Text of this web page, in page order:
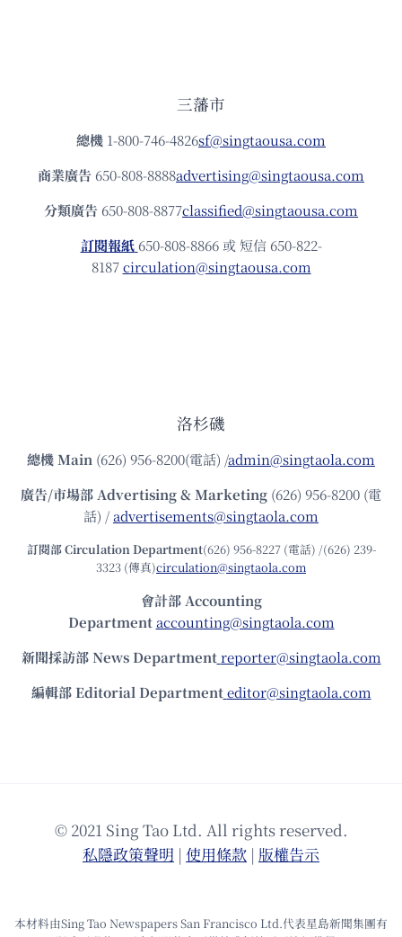
三藩市
總機 1-800-746-4826sf@singtaousa.com
商業廣告 650-808-8888advertising@singtaousa.com
分類廣告 650-808-8877classified@singtaousa.com
訂閱報紙 650-808-8866 或 短信 650-822-
8187circulation@singtaousa.com
洛杉磯
總機Main (626) 956-8200(電話) /admin@singtaola.com
廣告/市場部Advertising & Marketing (626) 956-8200 (電
話) /advertisements@singtaola.com
訂閱部 Circulation Department(626) 956-8227 (電話) /(626) 239-
3323 (傳真)circulation@singtaola.com
會計部 Accounting
Department accounting@singtaola.com
新聞採訪部 News Department reporter@singtaola.com
編輯部 Editorial Department editor@singtaola.com
© 2021 Sing Tao Ltd. All rights reserved.
私隱政策聲明 | 使⽤條款 | 版權告⽰
本材料由Sing Tao Newspapers San Francisco Ltd.代表星島新聞集團有